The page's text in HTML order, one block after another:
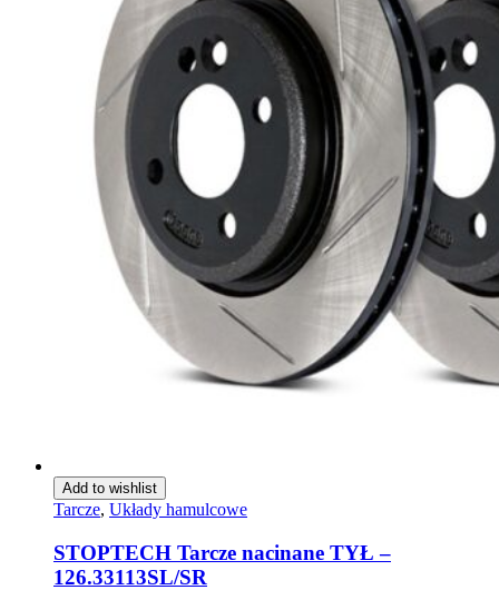
Add to wishlist
Tarcze, Układy hamulcowe
STOPTECH Tarcze nacinane TYŁ –
126.33113SL/SR